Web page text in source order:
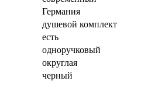
Германия
душевой комплект
есть
одноручковый
округлая
черный